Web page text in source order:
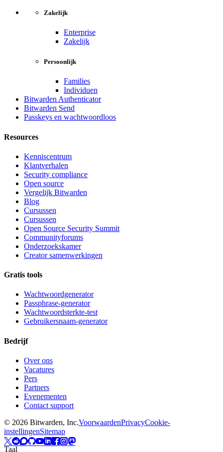
Zakelijk
Enterprise
Zakelijk
Persoonlijk
Families
Individuen
Bitwarden Authenticator
Bitwarden Send
Passkeys en wachtwoordloos
Resources
Kenniscentrum
Klantverhalen
Security compliance
Open source
Vergelijk Bitwarden
Blog
Cursussen
Cursussen
Open Source Security Summit
Communityforums
Onderzoekskamer
Creator samenwerkingen
Gratis tools
Wachtwoordgenerator
Passphrase-generator
Wachtwoordsterkte-test
Gebruikersnaam-generator
Bedrijf
Over ons
Vacatures
Pers
Partners
Evenementen
Contact support
© 2026 Bitwarden, Inc.VoorwaardenPrivacyCookie-
instellingenSitemap
Taal